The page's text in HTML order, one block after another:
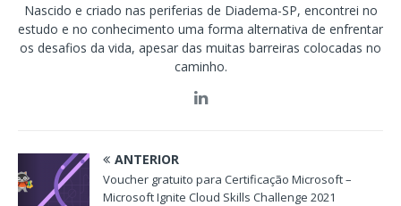
Nascido e criado nas periferias de Diadema-SP, encontrei no
estudo e no conhecimento uma forma alternativa de enfrentar
os desafios da vida, apesar das muitas barreiras colocadas no
caminho.
ANTERIOR
Voucher gratuito para Certificação Microsoft –
Microsoft Ignite Cloud Skills Challenge 2021